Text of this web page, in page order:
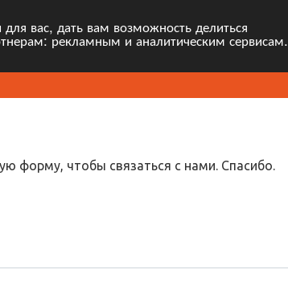
вас, дать вам возможность делиться
рекламным и аналитическим сервисам.
форму, чтобы связаться с нами. Спасибо.